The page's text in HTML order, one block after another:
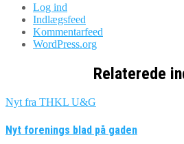
Log ind
Indlægsfeed
Kommentarfeed
WordPress.org
Relaterede
Nyt fra THKL U&G
Nyt forenings blad på gaden